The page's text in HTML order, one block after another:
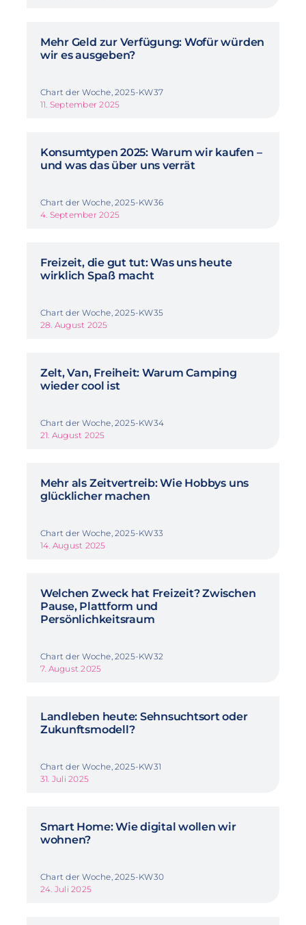
Mehr Geld zur Verfügung: Wofür würden
wir es ausgeben?
Chart der Woche, 2025-KW37
11. September 2025
Konsumtypen 2025: Warum wir kaufen –
und was das über uns verrät
Chart der Woche, 2025-KW36
4. September 2025
Freizeit, die gut tut: Was uns heute
wirklich Spaß macht
Chart der Woche, 2025-KW35
28. August 2025
Zelt, Van, Freiheit: Warum Camping
wieder cool ist
Chart der Woche, 2025-KW34
21. August 2025
Mehr als Zeitvertreib: Wie Hobbys uns
glücklicher machen
Chart der Woche, 2025-KW33
14. August 2025
Welchen Zweck hat Freizeit? Zwischen
Pause, Plattform und
Persönlichkeitsraum
Chart der Woche, 2025-KW32
7. August 2025
Landleben heute: Sehnsuchtsort oder
Zukunftsmodell?
Chart der Woche, 2025-KW31
31. Juli 2025
Smart Home: Wie digital wollen wir
wohnen?
Chart der Woche, 2025-KW30
24. Juli 2025